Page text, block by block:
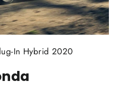
In Hybrid 2020